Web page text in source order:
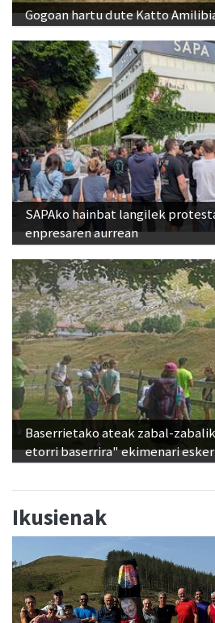
Gogoan hartu dute Katto
SAPAko hainbat langilek
enpresaren aurrean
Baserrietako ateak zabal-
etorri baserrira" ekimenari esker
Ikusienak